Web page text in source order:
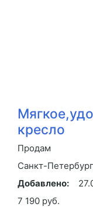
кресло
Продам
Санкт-Петербург
Добавлено:
7 190 руб.